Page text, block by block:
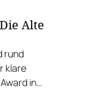
Alte
rund
klare
in